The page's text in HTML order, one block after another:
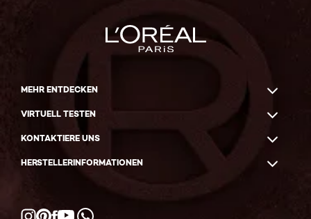
MEHR ENTDECKEN
VIRTUELL TESTEN
KONTAKTIERE UNS
HERSTELLERINFORMATIONEN